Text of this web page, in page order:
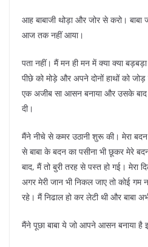
आह बाबाजी थोड़ा और जोर से करो।
आज तक नहीं आया।
पता नहीं। मैं मन ही मन में क्या क्या बड़बड़ा
पीछे को मोड़े और अपने दोनों हाथों को
एक अजीब सा आसन बनाया और उसके
दी।
मैंने नीचे से कमर उठानी शुरू की। मेरा
से बाबा के बदन का पसीना भी छूकर मेरे
बाद, मैं तो बुरी तरह से पस्त हो गई। मेरा
अगर मेरी जान भी निकल जाए तो कोई गम
रहे। मैं निढाल हो कर लेटी थी और बाबा
मैंने पूछा बाबा ये जो आपने आसन बनाया है